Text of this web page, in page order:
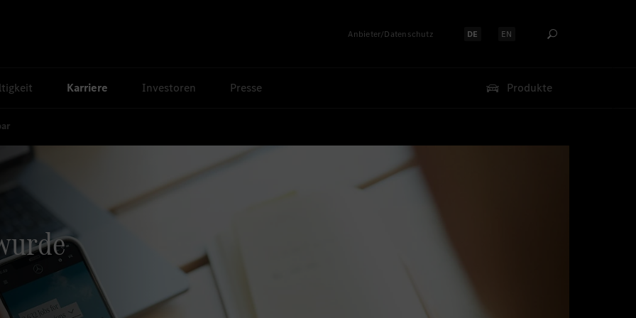
Anbieter/Datenschutz Sprache auswählen:
DE Sprache auswählen:
EN
Karriere Investoren Presse Produkte